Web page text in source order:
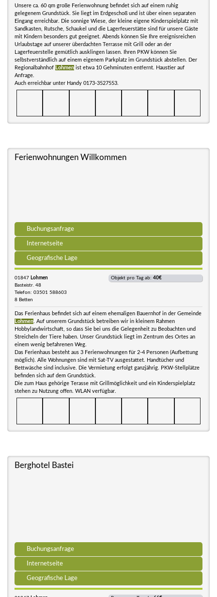
Unsere ca. 60 qm große Ferienwohnung befindet sich auf einem ruhig
gelegenem Grundstück. Sie liegt im Erdgeschoß und ist über einen separaten
Eingang erreichbar. Die sonnige Wiese, der kleine eigene Kinderspielplatz mit
Sandkasten, Rutsche, Schaukel und die Lagerfeuerstätte sind für unsere Gäste
mit Kindern besonders gut geeignet. Abends können Sie Ihre ereignisreichen
Urlaubstage auf unserer überdachten Terrasse mit Grill oder an der
Lagerfeuerstelle gemütlich ausklingen lassen. Ihren PKW können Sie
selbstverständlich auf einem eigenem Parkplatz im Grundstück abstellen. Der
Regionalbahnhof Lohmen ist etwa 10 Gehminuten entfernt. Haustier auf
Anfrage.
Auch erreichbar unter Handy 0173-3527553.
Ferienwohnungen Willkommen
Buchungsanfrage
Internetseite
Geografische Lage
01847 Lohmen
Basteistr. 48
Telefon: 03501 588603
8 Betten
Objekt pro Tag ab: 40€
Das Ferienhaus befindet sich auf einem ehemaligen Bauernhof in der Gemeinde
Lohmen . Auf unserem Grundstück betreiben wir in kleinem Rahmen
Hobbylandwirtschaft, so dass Sie bei uns die Gelegenheit zu Beobachten und
Streicheln der Tiere haben. Unser Grundstück liegt im Zentrum des Ortes an
einem wenig befahrenen Weg.
Das Ferienhaus besteht aus 3 Ferienwohnungen für 2-4 Personen (Aufbettung
möglich). Alle Wohnungen sind mit Sat-TV ausgestattet. Handtücher und
Bettwäsche sind inclusive. Die Vermietung erfolgt ganzjährig. PKW-Stellplätze
befinden sich auf dem Grundstück.
Die zum Haus gehörige Terasse mit Grillmöglichkeit und ein Kinderspielplatz
stehen zu Nutzung offen. WLAN verfügbar.
Berghotel Bastei
Buchungsanfrage
Internetseite
Geografische Lage